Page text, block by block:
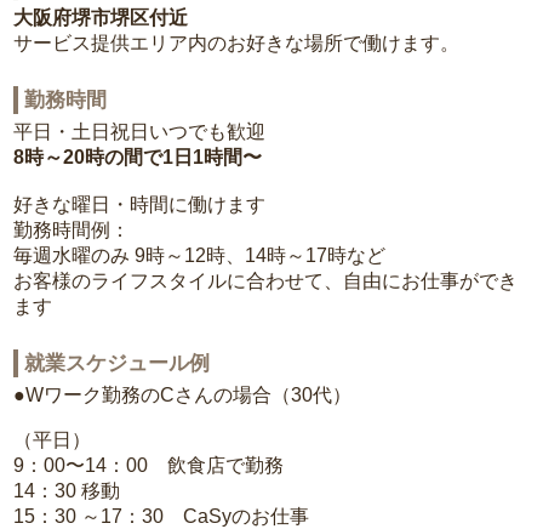
大阪府堺市堺区付近
サービス提供エリア内のお好きな場所で働けます。
勤務時間
平日・土日祝日いつでも歓迎
8時～20時の間で1日1時間〜
好きな曜日・時間に働けます
勤務時間例：
毎週水曜のみ 9時～12時、14時～17時など
お客様のライフスタイルに合わせて、自由にお仕事ができ
ます
就業スケジュール例
●Wワーク勤務のCさんの場合（30代）
（平日）
9：00〜14：00 飲食店で勤務
14：30 移動
15：30 ～17：30 CaSyのお仕事